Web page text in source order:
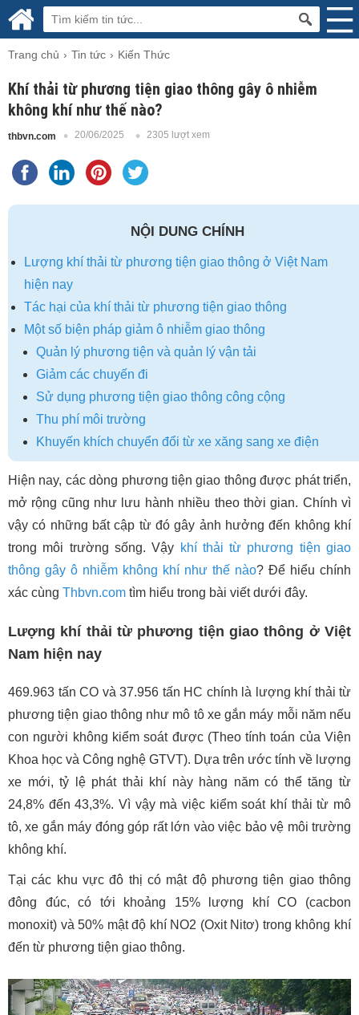
Trang chủ Tin tức Kiến Thức
Khí thải từ phương tiện giao thông gây ô nhiễm
không khí như thế nào?
thbvn.com 20/06/2025 2305 lượt xem
NỘI DUNG CHÍNH
Lượng khí thải từ phương tiện giao thông ở Việt Nam
hiện nay
Tác hại của khí thải từ phương tiện giao thông
Một số biện pháp giảm ô nhiễm giao thông
Quản lý phương tiện và quản lý vận tải
Giảm các chuyến đi
Sử dụng phương tiện giao thông công cộng
Thu phí môi trường
Khuyến khích chuyển đổi từ xe xăng sang xe điện
Hiện nay, các dòng phương tiện giao thông được phát triển,
mở rộng cũng như lưu hành nhiều theo thời gian. Chính vì
vậy có những bất cập từ đó gây ảnh hưởng đến không khí
trong môi trường sống. Vậy khí thải từ phương tiện giao
thông gây ô nhiễm không khí như thế nào? Để hiểu chính
xác cùng Thbvn.com tìm hiểu trong bài viết dưới đây.
Lượng khí thải từ phương tiện giao thông ở Việt
Nam hiện nay
469.963 tấn CO và 37.956 tấn HC chính là lượng khí thải từ
phương tiện giao thông như mô tô xe gắn máy mỗi năm nếu
con người không kiểm soát được (Theo tính toán của Viện
Khoa học và Công nghệ GTVT). Dựa trên ước tính về lượng
xe mới, tỷ lệ phát thải khí này hàng năm có thể tăng từ
24,8% đến 43,3%. Vì vậy mà việc kiểm soát khí thải từ mô
tô, xe gắn máy đóng góp rất lớn vào việc bảo vệ môi trường
không khí.
Tại các khu vực đô thị có mật độ phương tiện giao thông
đông đúc, có tới khoảng 15% lượng khí CO (cacbon
monoxit) và 50% mật độ khí NO2 (Oxit Nitơ) trong không khí
đến từ phương tiện giao thông.